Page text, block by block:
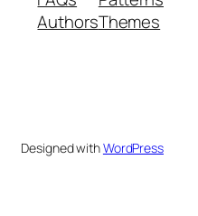
AuthorsThemes
Designed withWordPress